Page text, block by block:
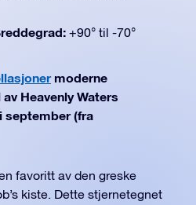
+90° til -70°
moderne
Heavenly Waters
september (fra
favoritt av den greske
kiste. Dette stjernetegnet